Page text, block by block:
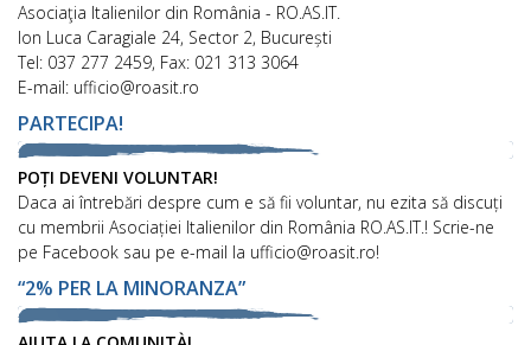
Asociaţia Italienilor din România - RO.AS.IT.
Ion Luca Caragiale 24, Sector 2, București
Tel: 037 277 2459, Fax: 021 313 3064
E-mail: ufficio@roasit.ro
PARTECIPA!
POȚI DEVENI VOLUNTAR!
Daca ai întrebări despre cum e să fii voluntar, nu ezita să discuți
cu membrii Asociației Italienilor din România RO.AS.IT.! Scrie-ne
pe Facebook sau pe e-mail la ufficio@roasit.ro!
“2% PER LA MINORANZA”